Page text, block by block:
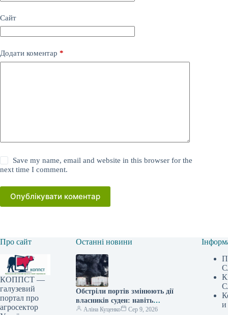
Сайт
Додати коментар *
Save my name, email and website in this browser for the
next time I comment.
Опублікувати коментар
Про сайт
КОППСТ —
галузевий
портал про
агросектор
Останні новини
Обстріли портів змінюють дії
власників суден: навіть
подвійна плата за перевезення
Аліна Куценко Сер 9, 2026
и